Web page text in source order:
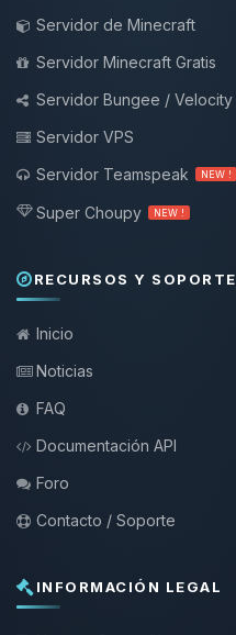
Servidor de Minecraft
Servidor Minecraft Gratis
Servidor Bungee / Velocity
Servidor VPS
Servidor Teamspeak
NEW !
Super Choupy NEW !
RECURSOS Y SOPORTE
Inicio
Noticias
FAQ
Documentación API
Foro
Contacto / Soporte
INFORMACIÓN LEGAL